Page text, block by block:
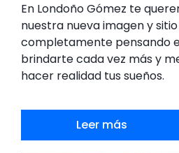
En Londoño Gómez te
nuestra nueva imagen y
completamente pensando
brindarte cada vez más y
hacer realidad tus sueños.
Leer más